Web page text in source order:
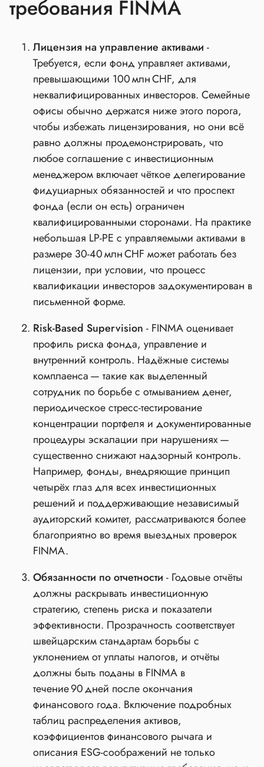
требования FINMA
Лицензия на управление активами -
Требуется, если фонд управляет активами,
превышающими 100 млн CHF, для
неквалифицированных инвесторов. Семейные
офисы обычно держатся ниже этого порога,
чтобы избежать лицензирования, но они всё
равно должны продемонстрировать, что
любое соглашение с инвестиционным
менеджером включает чёткое делегирование
фидуциарных обязанностей и что проспект
фонда (если он есть) ограничен
квалифицированными сторонами. На практике
небольшая LP‑PE с управляемыми активами в
размере 30‑40 млн CHF может работать без
лицензии, при условии, что процесс
квалификации инвесторов задокументирован в
письменной форме.
Risk‑Based Supervision - FINMA оценивает
профиль риска фонда, управление и
внутренний контроль. Надёжные системы
комплаенса — такие как выделенный
сотрудник по борьбе с отмыванием денег,
периодическое стресс‑тестирование
концентрации портфеля и документированные
процедуры эскалации при нарушениях —
существенно снижают надзорный контроль.
Например, фонды, внедряющие принцип
четырёх глаз для всех инвестиционных
решений и поддерживающие независимый
аудиторский комитет, рассматриваются более
благоприятно во время выездных проверок
FINMA.
Обязанности по отчетности - Годовые отчёты
должны раскрывать инвестиционную
стратегию, степень риска и показатели
эффективности. Прозрачность соответствует
швейцарским стандартам борьбы с
уклонением от уплаты налогов, и отчёты
должны быть поданы в FINMA в
течение 90 дней после окончания
финансового года. Включение подробных
таблиц распределения активов,
коэффициентов финансового рычага и
описания ESG‑соображений не только